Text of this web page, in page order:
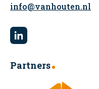
info@vanhouten.nl
Partners